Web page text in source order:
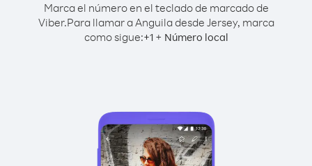
Marca el número en el teclado de marcado de
Viber.Para llamar a Anguila desde Jersey, marca
como sigue:+1+ Número local